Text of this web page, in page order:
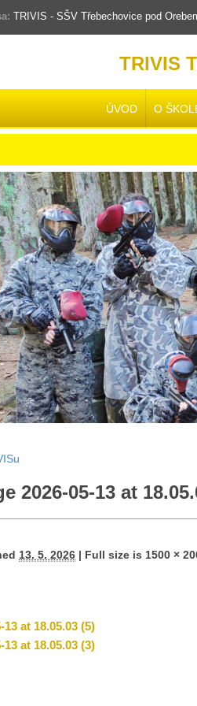
TRIVIS - SŠV Třebechovice pod
TRIVIS
ÚVOD O
2026-05-13 at
13. 5. 2026 | Full size is 1500 ×
at 18.05.03 (5)
at 18.05.03 (3)